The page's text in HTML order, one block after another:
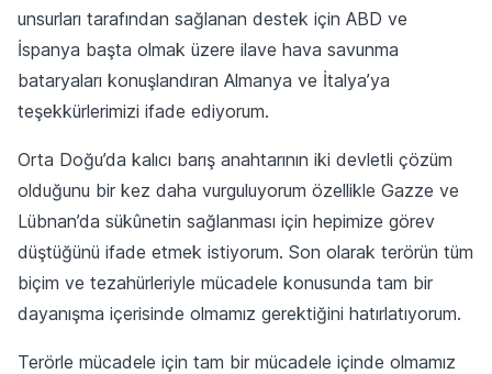
unsurları tarafından sağlanan destek için ABD ve
İspanya başta olmak üzere ilave hava savunma
bataryaları konuşlandıran Almanya ve İtalya’ya
teşekkürlerimizi ifade ediyorum.
Orta Doğu’da kalıcı barış anahtarının iki devletli çözüm
olduğunu bir kez daha vurguluyorum özellikle Gazze ve
Lübnan’da sükûnetin sağlanması için hepimize görev
düştüğünü ifade etmek istiyorum. Son olarak terörün tüm
biçim ve tezahürleriyle mücadele konusunda tam bir
dayanışma içerisinde olmamız gerektiğini hatırlatıyorum.
Terörle mücadele için tam bir mücadele içinde olmamız